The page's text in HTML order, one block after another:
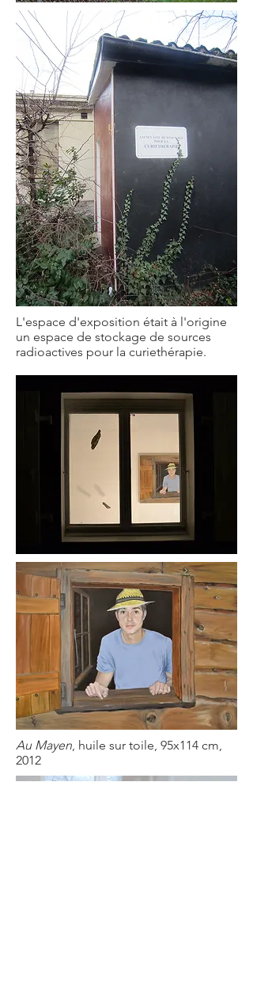
L'espace d'exposition était à l'origine
un espace de stockage de sources
radioactives pour la curiethérapie.
Au Mayen, huile sur toile, 95x114 cm,
2012